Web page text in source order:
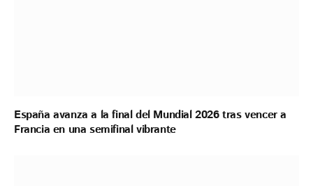
España avanza a la final del Mundial 2026 tras vencer a
Francia en una semifinal vibrante